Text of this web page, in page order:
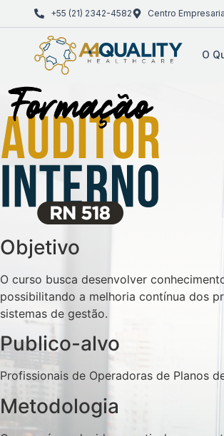
+55 (21) 2342-4582 Centro
O
Objetivo
O curso busca desenvolver
possibilitando a melhoria contínua dos
sistemas de gestão.
Publico-alvo
Profissionais de Operadoras de Planos
Metodologia